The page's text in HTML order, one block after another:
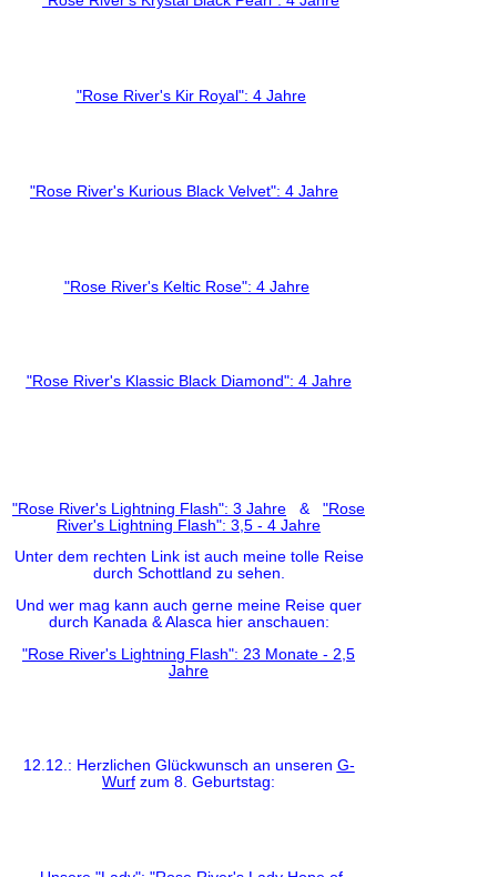
"Rose River's Kir Royal": 4 Jahre
"Rose River's Kurious Black Velvet": 4 Jahre
"Rose River's Keltic Rose": 4 Jahre
"Rose River's Klassic Black Diamond": 4 Jahre
"Rose River's Lightning Flash": 3 Jahre & "Rose
River's Lightning Flash": 3,5 - 4 Jahre
Unter dem rechten Link ist auch meine tolle Reise
durch Schottland zu sehen.
Und wer mag kann auch gerne meine Reise quer
durch Kanada & Alasca hier anschauen:
"Rose River's Lightning Flash": 23 Monate - 2,5
Jahre
12.12.: Herzlichen Glückwunsch an unseren G-
Wurf zum 8. Geburtstag: